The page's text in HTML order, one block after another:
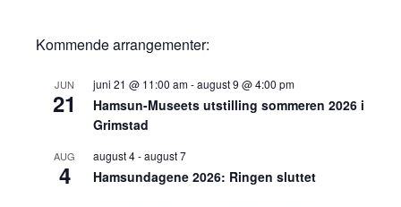
Kommende arrangementer:
JUN
21
juni 21 @ 11:00 am-august 9 @ 4:00 pm
Hamsun-Museets utstilling sommeren 2026 i
Grimstad
AUG
4
august 4-august 7
Hamsundagene 2026: Ringen sluttet